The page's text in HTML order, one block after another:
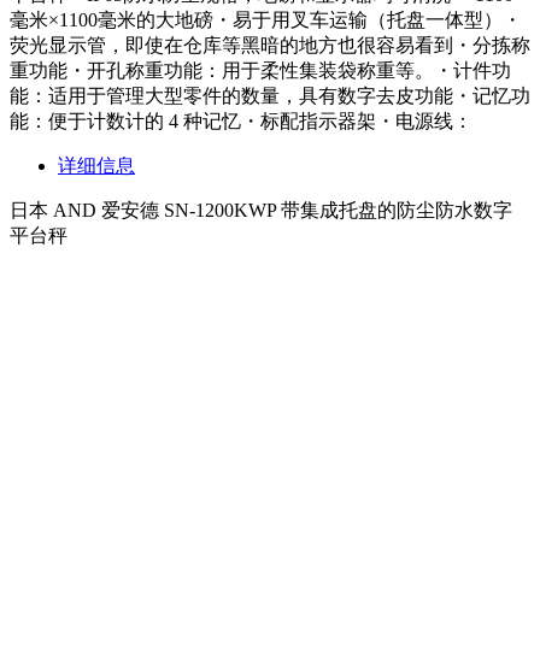
毫米×1100毫米的大地磅・易于用叉车运输（托盘一体型）・
荧光显示管，即使在仓库等黑暗的地方也很容易看到・分拣称
重功能・开孔称重功能：用于柔性集装袋称重等。・计件功
能：适用于管理大型零件的数量，具有数字去皮功能・记忆功
能：便于计数计的 4 种记忆・标配指示器架・电源线：
详细信息
日本 AND 爱安德 SN-1200KWP 带集成托盘的防尘防水数字
平台秤